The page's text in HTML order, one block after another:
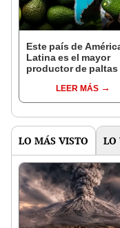
Este país de
Latina es el mayor
productor de paltas
Chile y Colombia
buscan superarlo
LEER MÁS
LO MÁS VISTO LO